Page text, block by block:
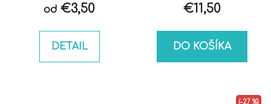
od €3,50
DETAIL
€11,50
DO KOŠÍKA
(–27 %)